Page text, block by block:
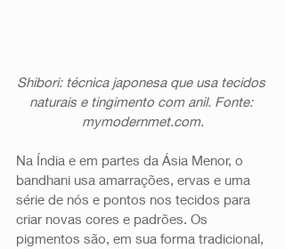
Shibori: técnica japonesa que usa tecidos
naturais e tingimento com anil. Fonte:
mymodernmet.com.
Na Índia e em partes da Ásia Menor, o
bandhani usa amarrações, ervas e uma
série de nós e pontos nos tecidos para
criar novas cores e padrões. Os
pigmentos são, em sua forma tradicional,